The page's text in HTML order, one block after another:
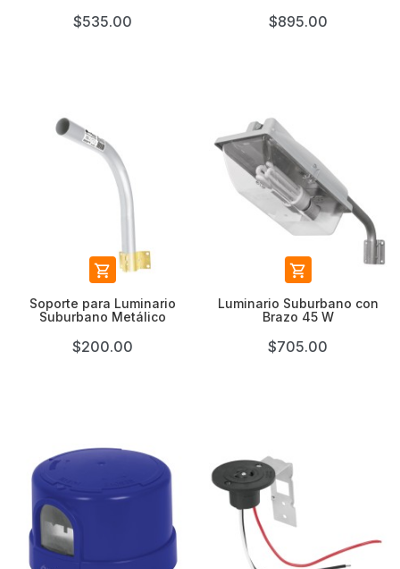
$535.00 $895.00

Soporte para Luminario
Suburbano Metálico
$200.00

Luminario Suburbano con
Brazo 45 W
$705.00